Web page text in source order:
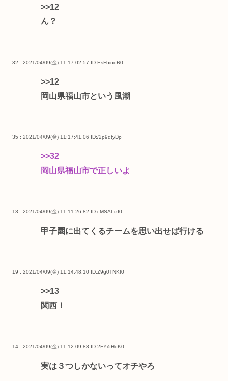
>>12
ん？
32 : 2021/04/09(金) 11:17:02.57 ID:EsFbinoR0
>>12
岡山県福山市という風潮
35 : 2021/04/09(金) 11:17:41.06 ID:/2p9qtyDp
>>32
岡山県福山市で正しいよ
13 : 2021/04/09(金) 11:11:26.82 ID:cMSALizI0
甲子園に出てくるチームを思い出せば行ける
19 : 2021/04/09(金) 11:14:48.10 ID:Z9g0TNKf0
>>13
関西！
14 : 2021/04/09(金) 11:12:09.88 ID:2FYi5HoK0
実は３つしかないってオチやろ